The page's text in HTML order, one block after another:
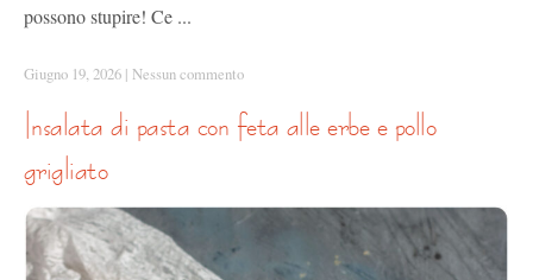
possono stupire! Ce ...
Giugno 19, 2026 | Nessun commento
grigliato